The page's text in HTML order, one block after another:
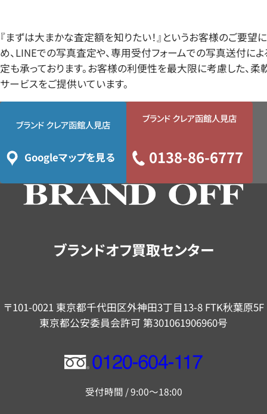
『まずは大まかな査定額を知りたい！』というお客様のご要望
め、LINEでの写真査定や、専用受付フォームでの写真送付に
定も承っております。お客様の利便性を最大限に考慮した、柔
サービスをご提供いています。
ブランド クレア函館人見店
Googleマップを見る
ブランド クレア函館人見店
0138-86-6777
ブランドオフ買取センター
〒101-0021 東京都千代田区外神田3丁目13-8 FTK秋葉原5F
東京都公安委員会許可 第301061906960号
フ
ー
受付時間 / 9:00～18:00